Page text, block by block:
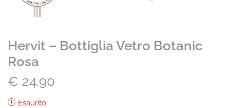
Hervit – Bottiglia Vetro Botanic
Rosa
€ 24.90
Esaurito